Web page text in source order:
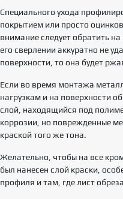
Специального ухода
покрытием или просто
внимание следует обратить
его сверлении аккуратно не
поверхности, то она будет
Если во время монтажа
нагрузкам и на поверхности
слой, находящийся под
коррозии, но поврежденные
краской того же тона.
Желательно, чтобы на все
был нанесен слой краски,
профиля и там, где лист